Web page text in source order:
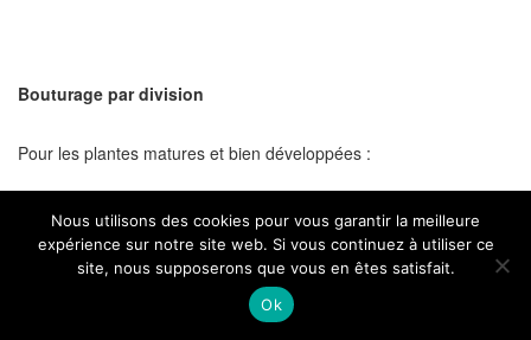
Bouturage par division
Pour les plantes matures et bien développées :
Lors du rempotage, divisez délicatement la plante en
sections, en veillant à ce que chaque partie possède
suffisamment de racines.
Nous utilisons des cookies pour vous garantir la meilleure
expérience sur notre site web. Si vous continuez à utiliser ce
site, nous supposerons que vous en êtes satisfait.
Ok